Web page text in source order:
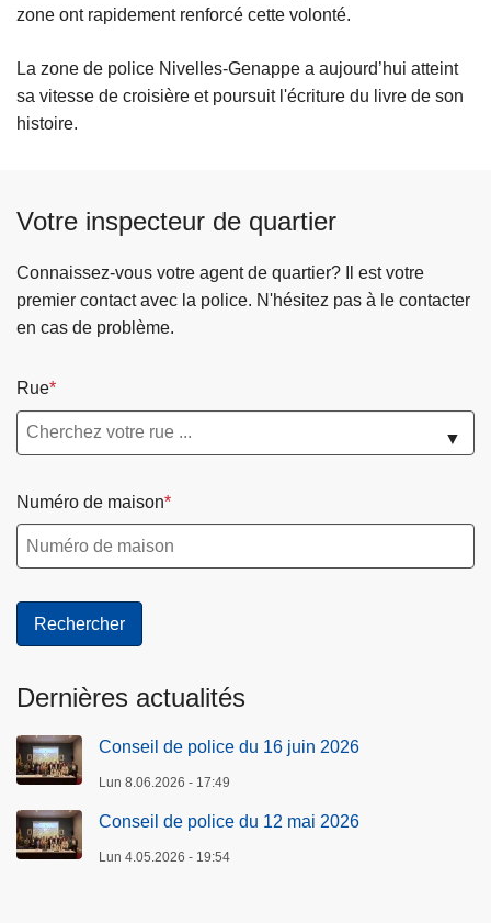
zone ont rapidement renforcé cette volonté.
La zone de police Nivelles-Genappe a aujourd’hui atteint
sa vitesse de croisière et poursuit l'écriture du livre de son
histoire.
Votre inspecteur de quartier
Connaissez-vous votre agent de quartier? Il est votre
premier contact avec la police. N'hésitez pas à le contacter
en cas de problème.
Rue
▼
Numéro de maison
Dernières actualités
Conseil de police du 16 juin 2026
Lun 8.06.2026 - 17:49
Conseil de police du 12 mai 2026
Lun 4.05.2026 - 19:54